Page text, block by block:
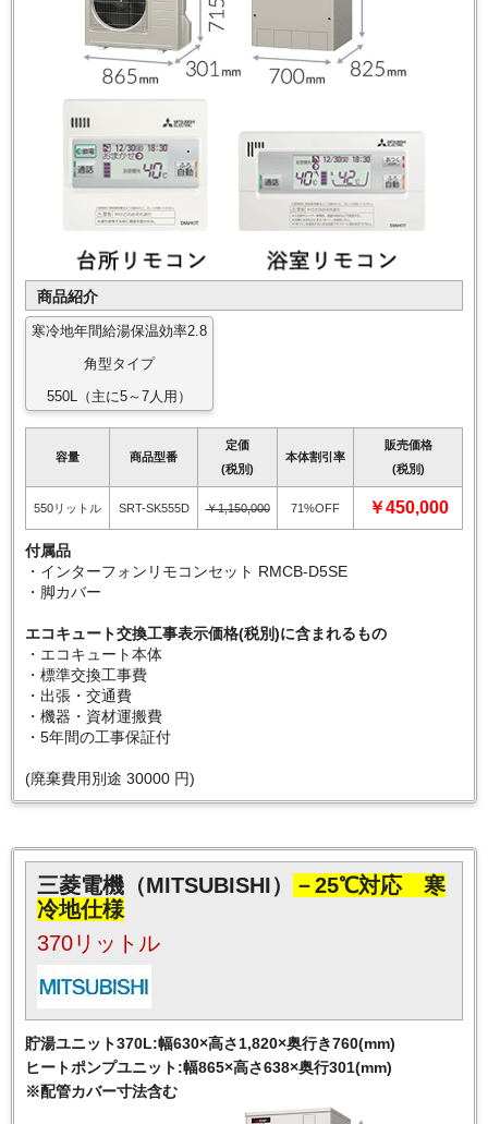
商品紹介
寒冷地年間給湯保温効率2.8
角型タイプ
550L（主に5～7人用）
容量 商品型番
定価
(税別)
本体割引率
販売価格
(税別)
550リットル SRT-SK555D ￥1,150,000 71%OFF ￥450,000
付属品
・インターフォンリモコンセット RMCB-D5SE
・脚カバー
エコキュート交換工事表示価格(税別)に含まれるもの
・エコキュート本体
・標準交換工事費
・出張・交通費
・機器・資材運搬費
・5年間の工事保証付
(廃棄費用別途 30000 円)
三菱電機（MITSUBISHI）
－25℃対応 寒
冷地仕様
370リットル
貯湯ユニット370L:幅630×高さ1,820×奥行き760(mm)
ヒートポンプユニット:幅865×高さ638×奥行301(mm)
※配管カバー寸法含む